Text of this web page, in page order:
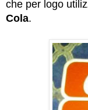
che per logo
Cola.